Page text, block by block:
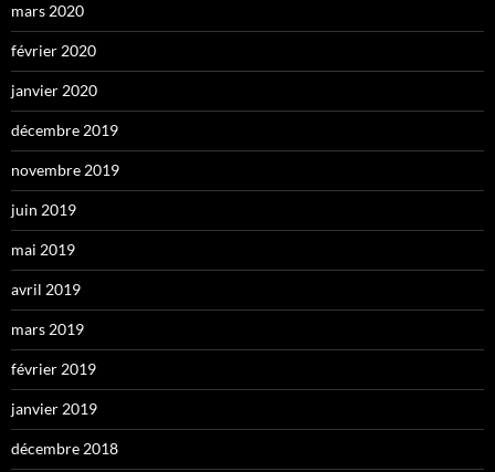
mars 2020
février 2020
janvier 2020
décembre 2019
novembre 2019
juin 2019
mai 2019
avril 2019
mars 2019
février 2019
janvier 2019
décembre 2018